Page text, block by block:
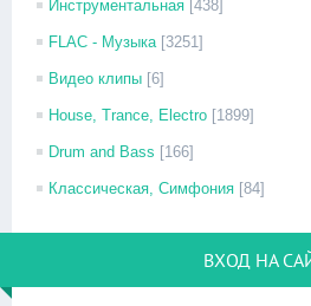
Инструментальная [438]
FLAC - Музыка [3251]
Видео клипы [6]
House, Trance, Electro [1899]
Drum and Bass [166]
Классическая, Симфония [84]
ВХОД НА